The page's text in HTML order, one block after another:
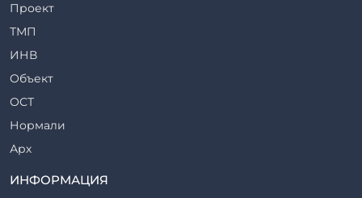
Ригели железобетонные
Сваи железобетонные
Стеновые блоки
Стойки железобетонные
Столбы железобетонные
Закладные детали
Трубы железобетонные
Утяжелители железобетонные
Проект
ТМП
ИНВ
Объект
ОСТ
Нормали
Арх
ТР
ИНФОРМАЦИЯ